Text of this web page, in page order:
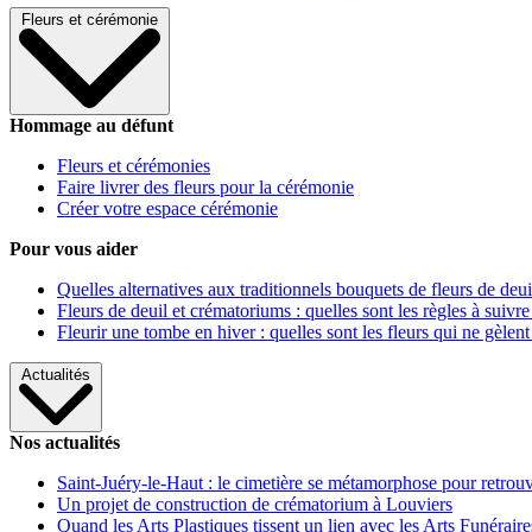
Fleurs et cérémonie
Hommage au défunt
Fleurs et cérémonies
Faire livrer des fleurs pour la cérémonie
Créer votre espace cérémonie
Pour vous aider
Quelles alternatives aux traditionnels bouquets de fleurs de
Fleurs de deuil et crématoriums : quelles sont les règles à
Fleurir une tombe en hiver : quelles sont les fleurs qui ne gèlent
Actualités
Nos actualités
Saint-Juéry-le-Haut : le cimetière se métamorphose pour
Un projet de construction de crématorium à Louviers
Quand les Arts Plastiques tissent un lien avec les Arts